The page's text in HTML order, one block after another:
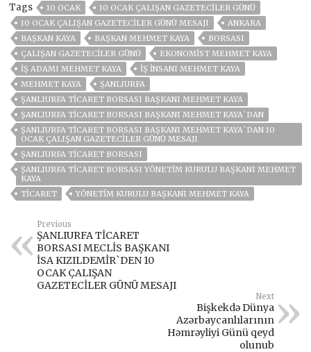
Tags 10 OCAK
10 OCAK ÇALIŞAN GAZETECILER GÜNÜ
10 OCAK ÇALIŞAN GAZETECILER GÜNÜ MESAJI
ANKARA
BAŞKAN KAYA
BAŞKAN MEHMET KAYA
BORSASI
ÇALIŞAN GAZETECILER GÜNÜ
EKONOMIST MEHMET KAYA
IŞ ADAMI MEHMET KAYA
IŞ INSANI MEHMET KAYA
MEHMET KAYA
ŞANLIURFA
ŞANLIURFA TİCARET BORSASI BAŞKANI MEHMET KAYA
ŞANLIURFA TİCARET BORSASI BAŞKANI MEHMET KAYA`DAN
ŞANLIURFA TİCARET BORSASI BAŞKANI MEHMET KAYA`DAN 10
OCAK ÇALIŞAN GAZETECİLER GÜNÜ MESAJI
ŞANLIURFA TICARET BORSASI
ŞANLIURFA TICARET BORSASI YÖNETIM KURULU BAŞKANI MEHMET
KAYA
TICARET
YÖNETIM KURULU BAŞKANI MEHMET KAYA
Previous
ŞANLIURFA TİCARET
BORSASI MECLİS BAŞKANI
İSA KIZILDEMİR`DEN 10
OCAK ÇALIŞAN
GAZETECİLER GÜNÜ MESAJI
Next
Bişkekdə Dünya
Azərbaycanlılarının
Həmrəyliyi Günü qeyd
olunub